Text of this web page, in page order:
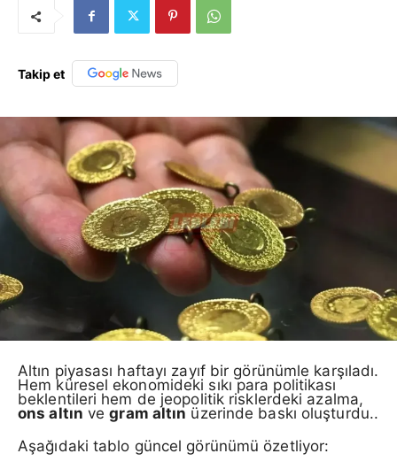
Takip et
Altın piyasası haftayı zayıf bir görünümle karşıladı.
Hem küresel ekonomideki sıkı para politikası
beklentileri hem de jeopolitik risklerdeki azalma,
ons altın vegram altın üzerinde baskı oluşturdu..
Aşağıdaki tablo güncel görünümü özetliyor: